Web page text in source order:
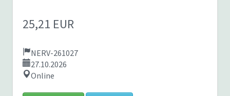
25,21 EUR
NERV-261027
27.10.2026
Online